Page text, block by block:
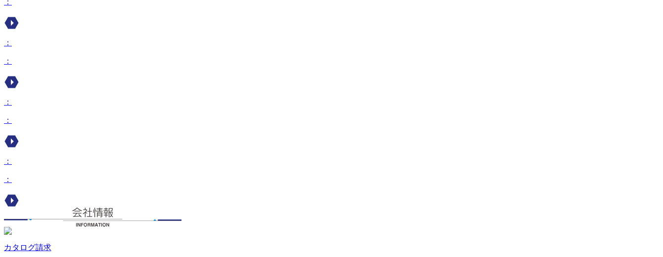
：
：
：
：
：
：
：
カタログ請求